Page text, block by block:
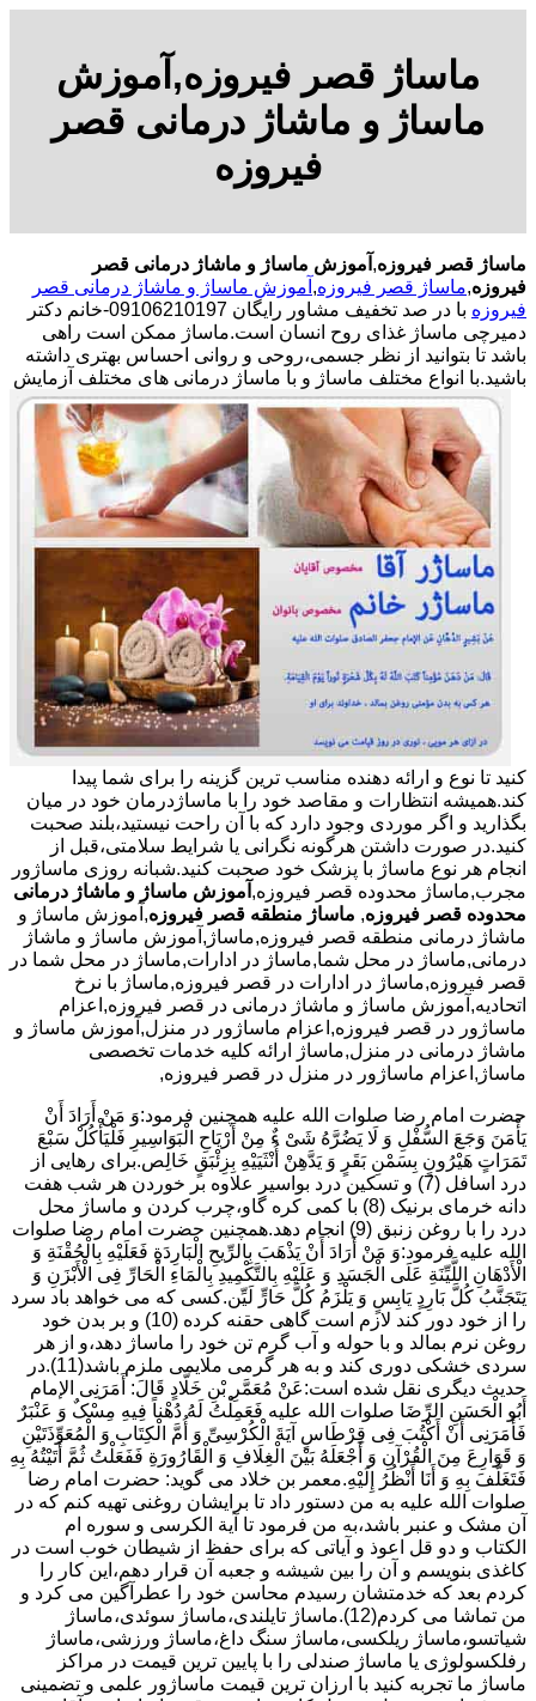
ماساژ قصر فیروزه,آموزش
ماساژ و ماشاژ درمانی قصر
فیروزه
ماساژ قصر فیروزه, آموزش ماساژ و ماشاژ درمانی قصر
فیروزه,ماساژ قصر فیروزه, آموزش ماساژ و ماشاژ درمانی قصر
فیروزه
با در صد تخفیف مشاور رایگان 09106210197-خانم دکتر
دمیرچی ماساژ غذای روح انسان است.ماساژ ممکن است راهی
باشد تا بتوانید از نظر جسمی،روحی و روانی احساس بهتری داشته
باشید.با انواع مختلف ماساژ و با ماساژ درمانی های مختلف آزمایش
کنید تا نوع و ارائه دهنده مناسب ترین گزینه را برای شما پیدا
کند.همیشه انتظارات و مقاصد خود را با ماساژدرمان خود در میان
بگذارید و اگر موردی وجود دارد که با آن راحت نیستید،بلند صحبت
کنید.در صورت داشتن هرگونه نگرانی یا شرایط سلامتی،قبل از
انجام هر نوع ماساژ با پزشک خود صحبت کنید.شبانه روزی ماساژور
مجرب,ماساژ محدوده قصر فیروزه, آموزش ماساژ و ماشاژ درمانی
محدوده قصر فیروزه, ماساژ منطقه قصر فیروزه,آموزش ماساژ و
ماشاژ درمانی منطقه قصر فیروزه,ماساژ,آموزش ماساژ و ماشاژ
درمانی,ماساژ در محل شما,ماساژ در ادارات,ماساژ در محل شما در
قصر فیروزه,ماساژ در ادارات در قصر فیروزه,ماساژ با نرخ
اتحادیه,آموزش ماساژ و ماشاژ درمانی در قصر فیروزه,اعزام
ماساژور در قصر فیروزه,اعزام ماساژور در منزل,آموزش ماساژ و
ماشاژ درمانی در منزل,ماساژ ارائه کلیه خدمات تخصصی
ماساژ,اعزام ماساژور در منزل در قصر فیروزه,
حضرت امام رضا صلوات الله علیه همچنین فرمود:وَ مَنْ أَرَادَ أَنْ
یَأْمَنَ وَجَعَ السُّفْلِ وَ لَا یَضُرَّهُ شَیْ ءٌ مِنْ أَرْیَاحِ الْبَوَاسِیرِ فَلْیَأْکُلْ سَبْعَ
تَمَرَاتٍ هَیْرُونٍ بِسَمْنِ بَقَرٍ وَ یَدَّهِنْ أُنْثَیَیْهِ بِزِئْبَقٍ خَالِص.برای رهایی از
درد اسافل (7) و تسکین درد بواسیر علاوه بر خوردن هر شب هفت
دانه خرمای برنیک (8) با کمی کره گاو،چرب کردن و ماساژ محل
درد را با روغن زنبق (9) انجام دهد.همچنین حضرت امام رضا صلوات
الله علیه فرمود:وَ مَنْ أَرَادَ أَنْ یَذْهَبَ بِالرِّیحِ الْبَارِدَةِ فَعَلَیْهِ بِالْحُقْنَةِ وَ
الْأَدْهَانِ اللَّیِّنَةِ عَلَى الْجَسَدِ وَ عَلَیْهِ بِالتَّکْمِیدِ بِالْمَاءِ الْحَارِّ فِی الْأَبْزَنِ وَ
یَتَجَنَّبُ کُلَّ بَارِدٍ یَابِسٍ وَ یَلْزَمُ کُلَّ حَارٍّ لَیِّن.کسی که می خواهد باد سرد
را از خود دور کند لازم است گاهی حقنه کرده (10) و بر بدن خود
روغن نرم بمالد و با حوله و آب گرم تن خود را ماساژ دهد،و از هر
سردی خشکی دوری کند و به هر گرمی ملایمی ملزم باشد(11).در
حدیث دیگری نقل شده است:عَنْ مُعَمَّرِ بْنِ خَلَّادٍ قَالَ: أَمَرَنِی الإمام
أَبُو الْحَسَنِ الرِّضَا صلوات الله علیه فَعَمِلْتُ لَهُ دُهْناً فِیهِ مِسْکٌ وَ عَنْبَرٌ
فَأَمَرَنِی أَنْ أَکْتُبَ فِی قِرْطَاسٍ آیَةَ الْکُرْسِیِّ وَ أُمَّ الْکِتَابِ وَ الْمُعَوِّذَتَیْنِ
وَ قَوَارِعَ مِنَ الْقُرْآنِ وَ أَجْعَلَهُ بَیْنَ الْغِلَافِ وَ الْقَارُورَةِ فَفَعَلْتُ ثُمَّ أَتَیْتُهُ بِهِ
فَتَغَلَّفَ بِهِ وَ أَنَا أَنْظُرُ إِلَیْهِ.معمر بن خلاد می گوید: حضرت امام رضا
صلوات الله علیه به من دستور داد تا برایشان روغنى تهیه کنم که در
آن مشک و عنبر باشد،به من فرمود تا آیة الکرسى و سوره ام
الکتاب و دو قل اعوذ و آیاتى که براى حفظ از شیطان خوب است در
کاغذى بنویسم و آن را بین شیشه و جعبه آن قرار دهم،این کار را
کردم بعد که خدمتشان رسیدم محاسن خود را عطرآگین می کرد و
من تماشا می کردم(12).ماساژ تایلندی،ماساژ سوئدی،ماساژ
شیاتسو،ماساژ ریلکسی،ماساژ سنگ داغ،ماساژ ورزشی،ماساژ
رفلکسولوژی یا ماساژ صندلی را با پایین ترین قیمت در مراکز
ماساژ ما تجربه کنید با ارزان ترین قیمت ماساژور علمی و تضمینی